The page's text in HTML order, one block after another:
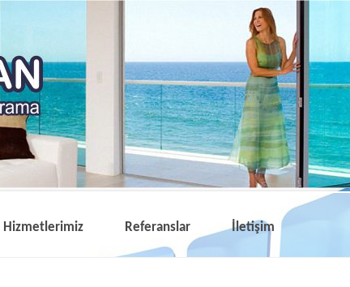
Hizmetlerimiz Referanslar İletişim